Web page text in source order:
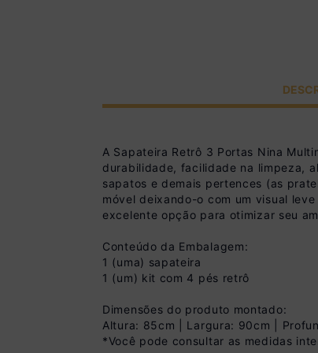
A Sapateira Retrô 3 Portas Nina
durabilidade, facilidade na limpeza,
sapatos e demais pertences (as
móvel deixando-o com um visual
excelente opção para otimizar seu
Conteúdo da Embalagem:
1 (uma) sapateira
1 (um) kit com 4 pés retrô
Dimensões do produto montado:
Altura: 85cm | Largura: 90cm |
*Você pode consultar as medidas